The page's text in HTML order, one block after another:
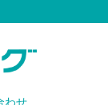
わせ